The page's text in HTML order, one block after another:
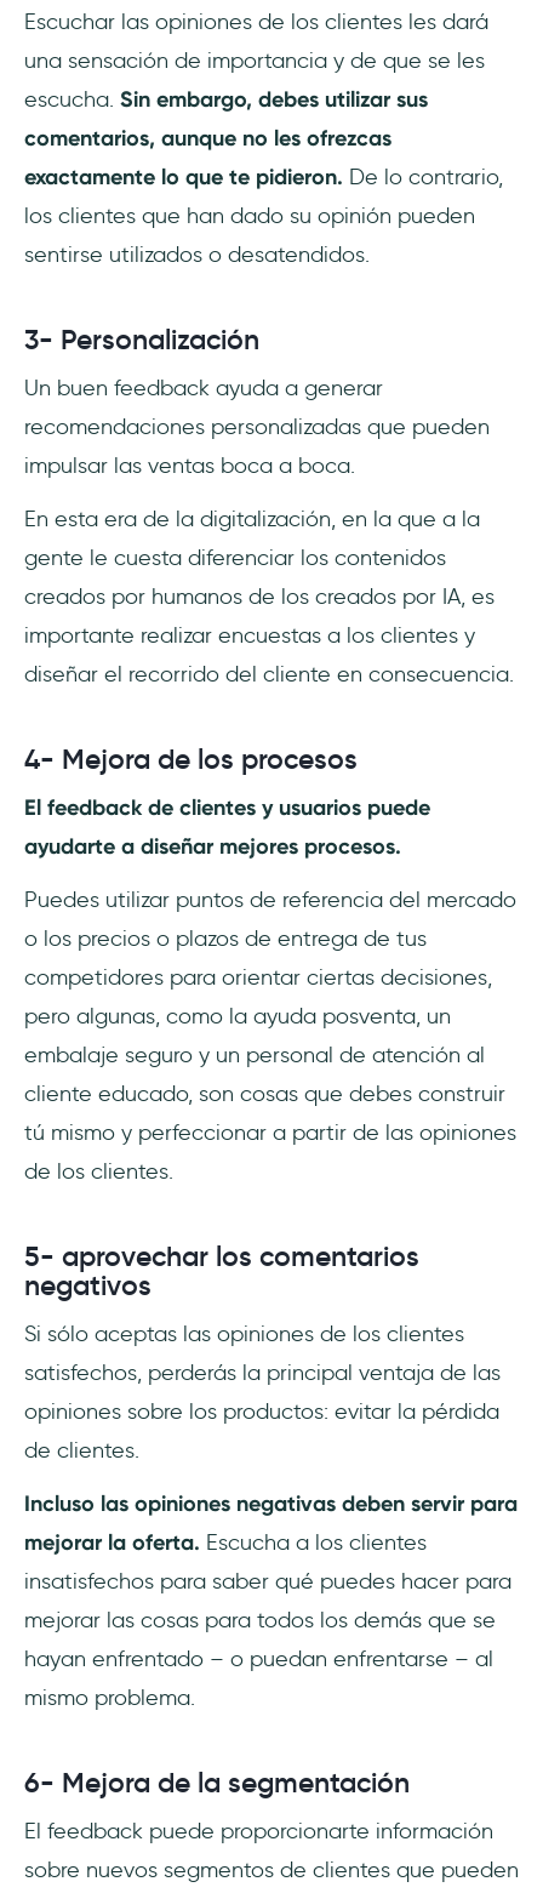
Escuchar las opiniones de los clientes les dará
una sensación de importancia y de que se les
escucha. Sin embargo, debes utilizar sus
comentarios, aunque no les ofrezcas
exactamente lo que te pidieron. De lo contrario,
los clientes que han dado su opinión pueden
sentirse utilizados o desatendidos.
3- Personalización
Un buen feedback ayuda a generar
recomendaciones personalizadas que pueden
impulsar las ventas boca a boca.
En esta era de la digitalización, en la que a la
gente le cuesta diferenciar los contenidos
creados por humanos de los creados por IA, es
importante realizar encuestas a los clientes y
diseñar el recorrido del cliente en consecuencia.
4- Mejora de los procesos
El feedback de clientes y usuarios puede
ayudarte a diseñar mejores procesos.
Puedes utilizar puntos de referencia del mercado
o los precios o plazos de entrega de tus
competidores para orientar ciertas decisiones,
pero algunas, como la ayuda posventa, un
embalaje seguro y un personal de atención al
cliente educado, son cosas que debes construir
tú mismo y perfeccionar a partir de las opiniones
de los clientes.
5- aprovechar los comentarios
negativos
Si sólo aceptas las opiniones de los clientes
satisfechos, perderás la principal ventaja de las
opiniones sobre los productos: evitar la pérdida
de clientes.
Incluso las opiniones negativas deben servir para
mejorar la oferta. Escucha a los clientes
insatisfechos para saber qué puedes hacer para
mejorar las cosas para todos los demás que se
hayan enfrentado – o puedan enfrentarse – al
mismo problema.
6- Mejora de la segmentación
El feedback puede proporcionarte información
sobre nuevos segmentos de clientes que pueden